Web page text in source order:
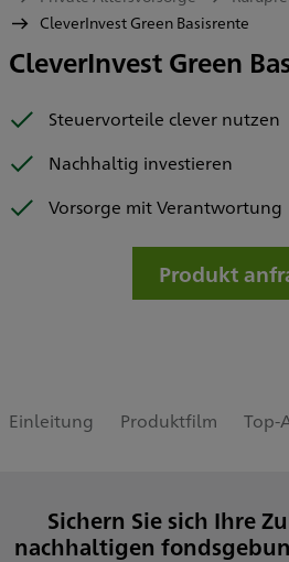
CleverInvest Green Basisrente
CleverInvest Green
Steuervorteile clever nutzen
Nachhaltig investieren
Vorsorge mit Verantwortung
Produkt
Einleitung Produktfilm Top-
Sichern Sie sich Ihre
nachhaltigen